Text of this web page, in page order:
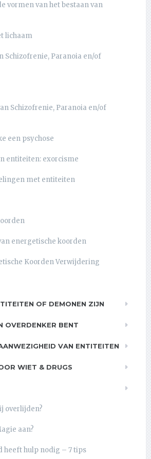
vormen van het bestaan van
lichaam
Schizofrenie, Paranoia en/of
Schizofrenie, Paranoia en/of
een psychose
entiteiten: exorcisme
met entiteiten
energetische koorden
Koorden Verwijdering
OF DEMONEN ZIJN
OVERDENKER BENT
VAN ENTITEITEN
WIET & DRUGS
overlijden?
aan?
heeft hulp nodig – 7 tips